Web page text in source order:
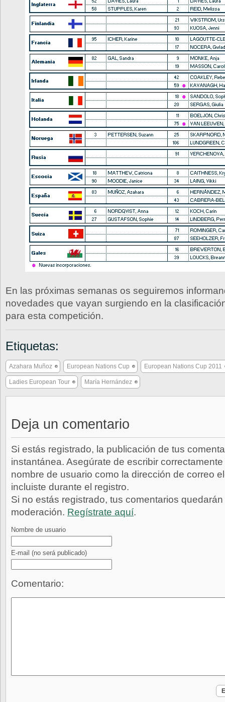
En las próximas semanas os seguiremos
novedades que vayan surgiendo en la
para esta competición.
Etiquetas:
Azahara Muñoz European Nations Cup European Nations Cup 2011
Ladies European Tour María Hernández
Deja un comentario
Si estás registrado, la publicación de tus
instantánea. Asegúrate de escribir
nombre de usuario como la dirección de correo
incluiste durante el registro.
Si no estás registrado, tus comentarios
moderación. Regístrate aquí.
Nombre de usuario
E-mail (no será publicado)
Comentario: